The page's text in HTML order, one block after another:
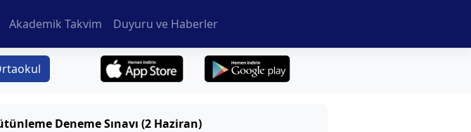
Akademik Takvim Duyuru ve Haberler
Deneme Sınavı (2 Haziran)